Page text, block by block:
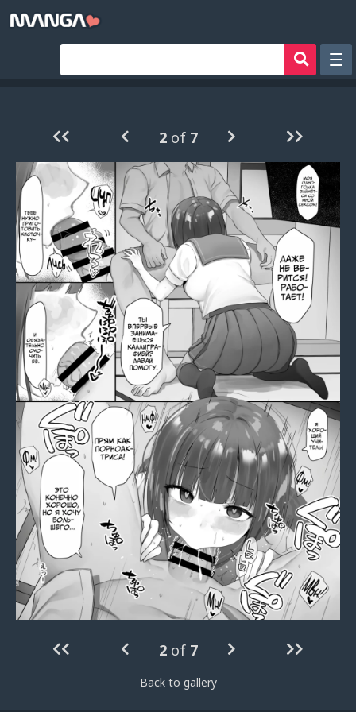
Аниме хентай
Сборники манги
Sign in
Register
2 of 7
2 of 7
Back to gallery